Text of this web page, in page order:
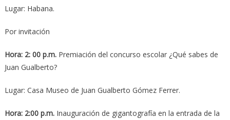
Lugar: Habana.
Por invitación
Hora: 2: 00 p.m.Premiación del concurso escolar ¿Qué sabes de
Juan Gualberto?
Lugar: Casa Museo de Juan Gualberto Gómez Ferrer.
Hora: 2:00 p.m.Inauguración de gigantografía en la entrada de la